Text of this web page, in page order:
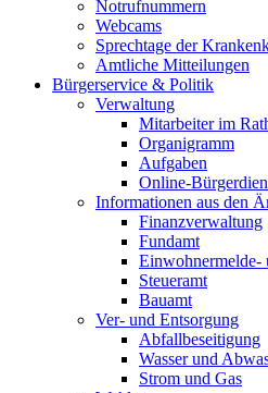
Notrufnummern
Webcams
Sprechtage der
Amtliche Mitteilungen
Bürgerservice & Politik
Verwaltung
Mitarbeiter im
Organigramm
Aufgaben
Online-
Informationen aus den
Finanzverwaltung
Fundamt
Einwohnermelde-
Steueramt
Bauamt
Ver- und Entsorgung
Abfallbeseitigung
Wasser und
Strom und Gas